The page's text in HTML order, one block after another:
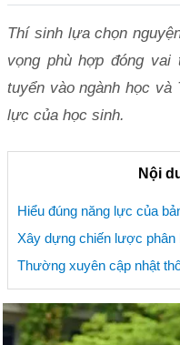
Thí sinh lựa chọn
vọng phù hợp đóng
tuyển vào ngành học
lực của học sinh.
Nội
Hiểu đúng năng lực của
Xây dựng chiến lược phân
Thường xuyên cập nhật